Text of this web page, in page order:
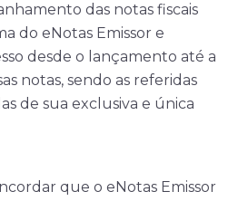
das notas fiscais
do eNotas Emissor e
desde o lançamento até a
notas, sendo as referidas
de sua exclusiva e única
que o eNotas Emissor